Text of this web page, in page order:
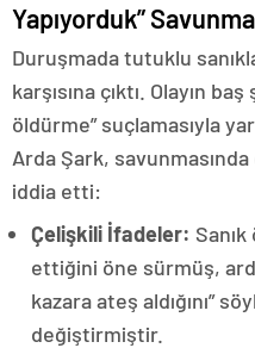
Yapıyorduk”
Duruşmada tutuklu
karşısına çıktı. Olayın
öldürme” suçlamasıyla
Arda Şark,
iddia etti:
Çelişkili İfadeler:
ettiğini öne sürmüş,
kazara ateş aldığını”
değiştirmiştir.